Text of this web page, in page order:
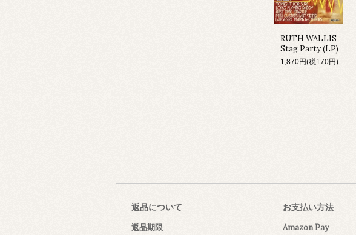
RUTH WALLIS
Stag Party (LP)
1,870円(税170円)
返品について
返品期限
お支払い方法
Amazon Pay